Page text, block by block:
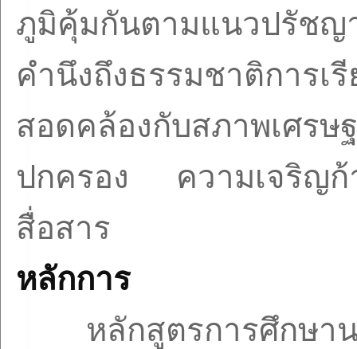
ภูมิคุ้มกันตามแนวปรัชญ
คำนึงถึงธรรมชาติการ
สอดคล้องกับสภาพเศ
ปกครอง ความเจริญก้
สื่อสาร
หลักการ
หลักสูตรการศึกษา